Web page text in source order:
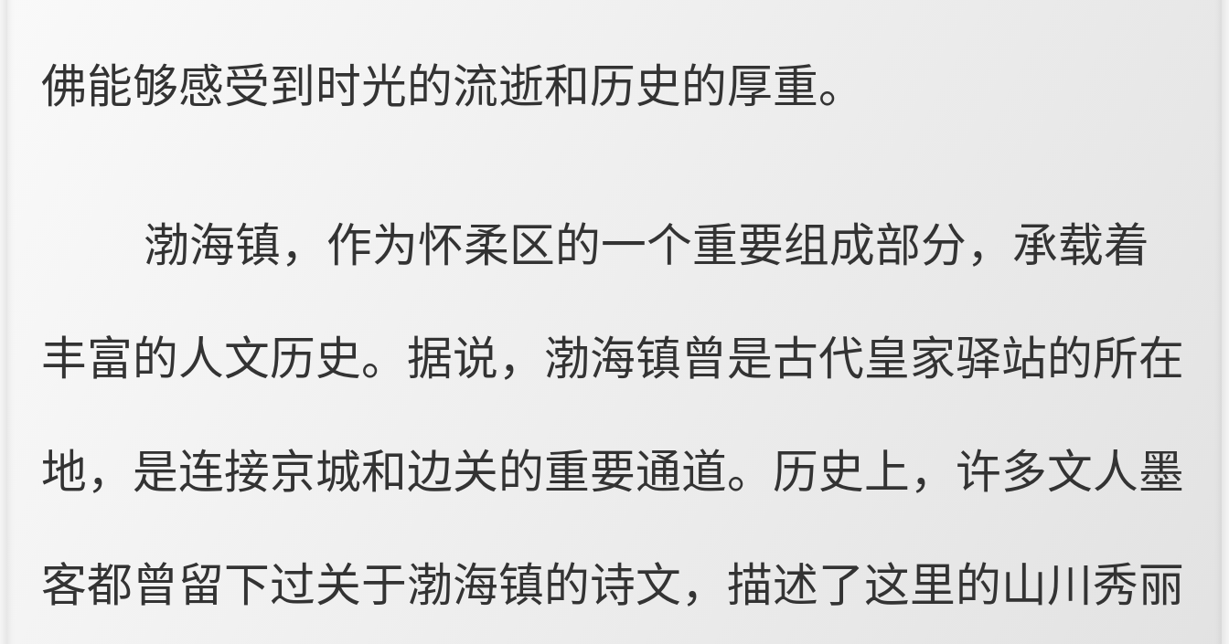
佛能够感受到时光的流逝和历史的厚重。
渤海镇，作为怀柔区的一个重要组成部分，承载着
丰富的人文历史。据说，渤海镇曾是古代皇家驿站的所在
地，是连接京城和边关的重要通道。历史上，许多文人墨
客都曾留下过关于渤海镇的诗文，描述了这里的山川秀丽